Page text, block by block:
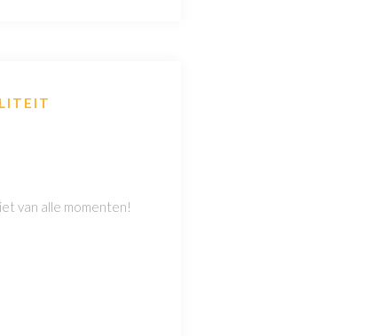
van alle momenten!